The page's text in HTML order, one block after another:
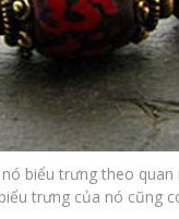
biểu trưng theo
trưng của nó cũng